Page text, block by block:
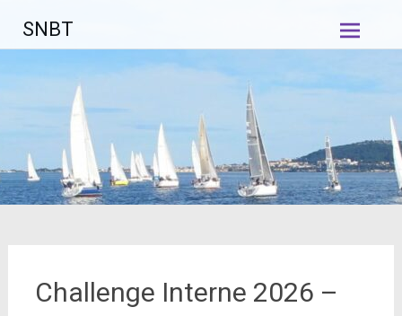
contenu
SNBT
Challenge Interne 2026 –